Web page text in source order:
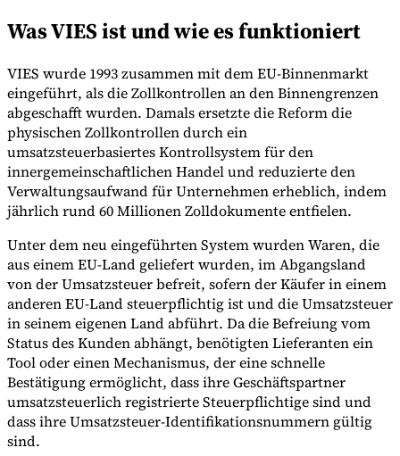
Was VIES ist und wie es funktioniert
VIES wurde 1993 zusammen mit dem EU-Binnenmarkt
eingeführt, als die Zollkontrollen an den Binnengrenzen
abgeschafft wurden. Damals ersetzte die Reform die
physischen Zollkontrollen durch ein
umsatzsteuerbasiertes Kontrollsystem für den
innergemeinschaftlichen Handel und reduzierte den
Verwaltungsaufwand für Unternehmen erheblich, indem
jährlich rund 60 Millionen Zolldokumente entfielen.
Unter dem neu eingeführten System wurden Waren, die
aus einem EU-Land geliefert wurden, im Abgangsland
von der Umsatzsteuer befreit, sofern der Käufer in einem
anderen EU-Land steuerpflichtig ist und die Umsatzsteuer
in seinem eigenen Land abführt. Da die Befreiung vom
Status des Kunden abhängt, benötigten Lieferanten ein
Tool oder einen Mechanismus, der eine schnelle
Bestätigung ermöglicht, dass ihre Geschäftspartner
umsatzsteuerlich registrierte Steuerpflichtige sind und
dass ihre Umsatzsteuer-Identifikationsnummern gültig
sind.